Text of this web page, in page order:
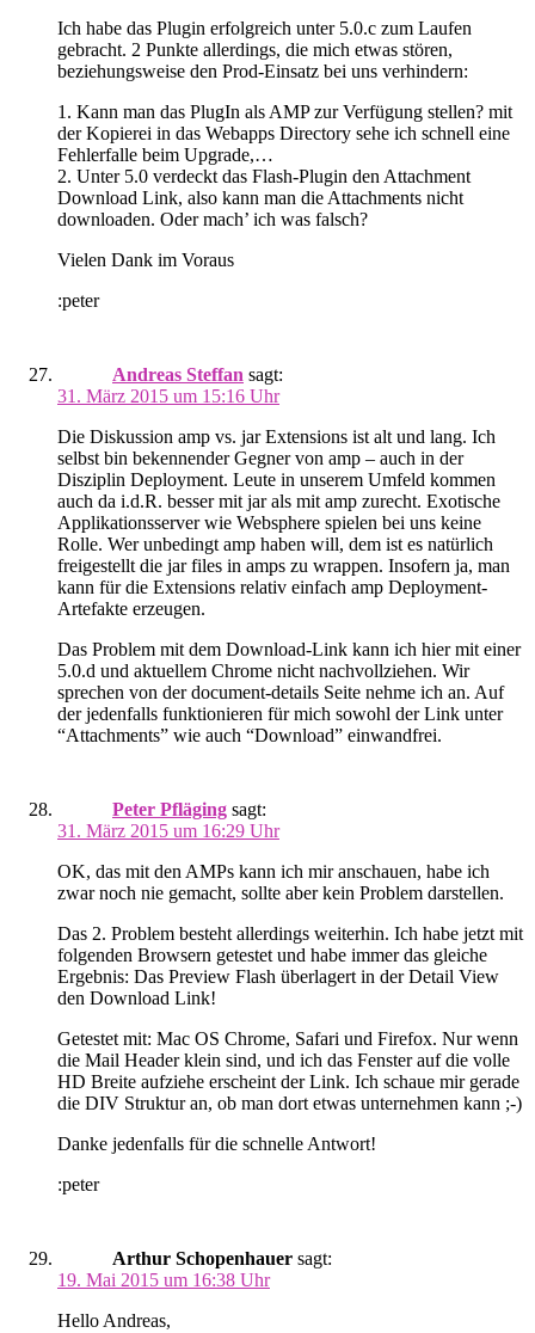
Ich habe das Plugin erfolgreich unter 5.0.c zum Laufen
gebracht. 2 Punkte allerdings, die mich etwas stören,
beziehungsweise den Prod-Einsatz bei uns verhindern:
1. Kann man das PlugIn als AMP zur Verfügung stellen? mit
der Kopierei in das Webapps Directory sehe ich schnell eine
Fehlerfalle beim Upgrade,…
2. Unter 5.0 verdeckt das Flash-Plugin den Attachment
Download Link, also kann man die Attachments nicht
downloaden. Oder mach’ ich was falsch?
Vielen Dank im Voraus
:peter
Andreas Steffan sagt:
31. März 2015 um 15:16 Uhr
Die Diskussion amp vs. jar Extensions ist alt und lang. Ich
selbst bin bekennender Gegner von amp – auch in der
Disziplin Deployment. Leute in unserem Umfeld kommen
auch da i.d.R. besser mit jar als mit amp zurecht. Exotische
Applikationsserver wie Websphere spielen bei uns keine
Rolle. Wer unbedingt amp haben will, dem ist es natürlich
freigestellt die jar files in amps zu wrappen. Insofern ja, man
kann für die Extensions relativ einfach amp Deployment-
Artefakte erzeugen.
Das Problem mit dem Download-Link kann ich hier mit einer
5.0.d und aktuellem Chrome nicht nachvollziehen. Wir
sprechen von der document-details Seite nehme ich an. Auf
der jedenfalls funktionieren für mich sowohl der Link unter
“Attachments” wie auch “Download” einwandfrei.
Peter Pfläging sagt:
31. März 2015 um 16:29 Uhr
OK, das mit den AMPs kann ich mir anschauen, habe ich
zwar noch nie gemacht, sollte aber kein Problem darstellen.
Das 2. Problem besteht allerdings weiterhin. Ich habe jetzt mit
folgenden Browsern getestet und habe immer das gleiche
Ergebnis: Das Preview Flash überlagert in der Detail View
den Download Link!
Getestet mit: Mac OS Chrome, Safari und Firefox. Nur wenn
die Mail Header klein sind, und ich das Fenster auf die volle
HD Breite aufziehe erscheint der Link. Ich schaue mir gerade
die DIV Struktur an, ob man dort etwas unternehmen kann ;-)
Danke jedenfalls für die schnelle Antwort!
:peter
Arthur Schopenhauer sagt:
19. Mai 2015 um 16:38 Uhr
Hello Andreas,